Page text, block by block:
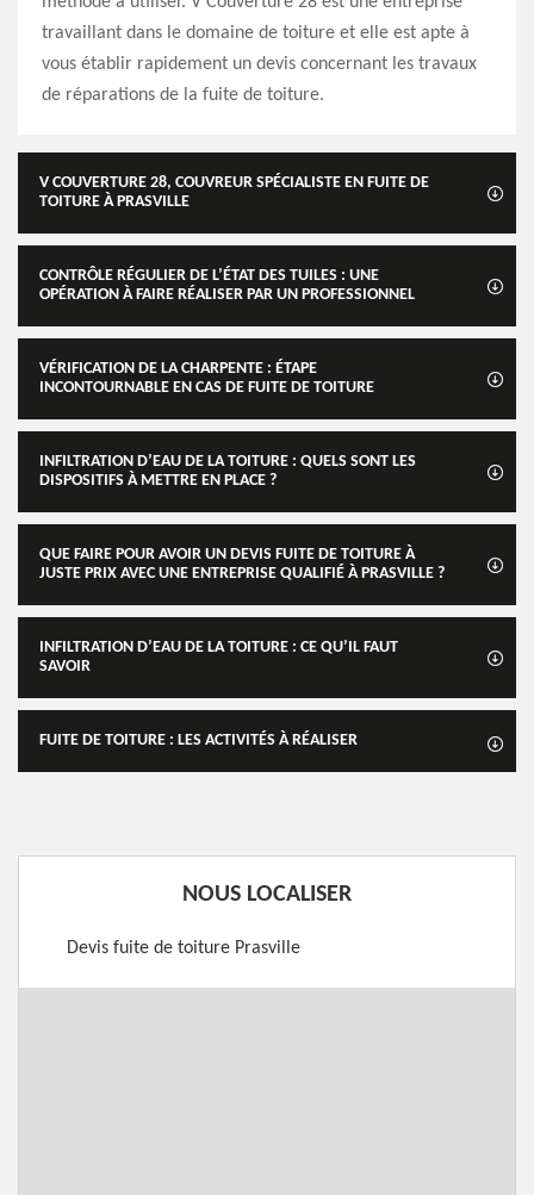
travaillant dans le domaine de toiture et elle est apte à
vous établir rapidement un devis concernant les travaux
de réparations de la fuite de toiture.
V COUVERTURE 28, COUVREUR SPÉCIALISTE EN FUITE DE
TOITURE À PRASVILLE
CONTRÔLE RÉGULIER DE L’ÉTAT DES TUILES : UNE
OPÉRATION À FAIRE RÉALISER PAR UN PROFESSIONNEL
VÉRIFICATION DE LA CHARPENTE : ÉTAPE
INCONTOURNABLE EN CAS DE FUITE DE TOITURE
INFILTRATION D’EAU DE LA TOITURE : QUELS SONT LES
DISPOSITIFS À METTRE EN PLACE ?
QUE FAIRE POUR AVOIR UN DEVIS FUITE DE TOITURE À
JUSTE PRIX AVEC UNE ENTREPRISE QUALIFIÉ À PRASVILLE ?
INFILTRATION D’EAU DE LA TOITURE : CE QU’IL FAUT
SAVOIR
FUITE DE TOITURE : LES ACTIVITÉS À RÉALISER
NOUS LOCALISER
Devis fuite de toiture Prasville